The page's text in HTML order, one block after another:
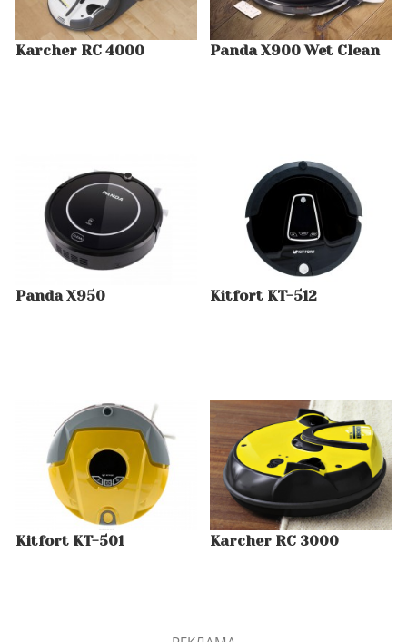
Karcher RC 4000 Panda X900 Wet Clean
Panda X950 Kitfort KT-512
Kitfort KT-501 Karcher RC 3000